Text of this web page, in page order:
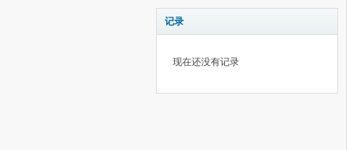
记录
现在还没有记录